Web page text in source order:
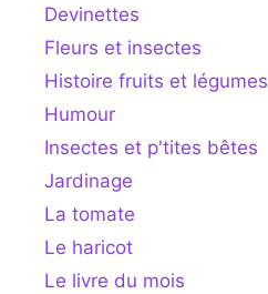
Devinettes
Fleurs et insectes
Histoire fruits et légumes
Humour
Insectes et p'tites bêtes
Jardinage
La tomate
Le haricot
Le livre du mois